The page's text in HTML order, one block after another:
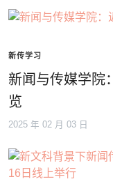
新传学习
新闻与传媒学院
览
2025 年 02 月 03 日